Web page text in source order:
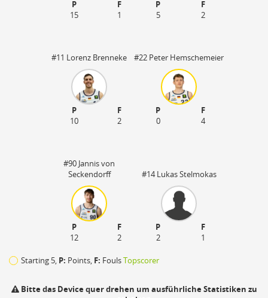
P
F
15
1
P
F
5
2
#11 Lorenz Brenneke
P
F
10
2
#22 Peter Hemschemeier
P
F
0
4
#90 Jannis von
Seckendorff
P
F
12
2
#14 Lukas Stelmokas
P
F
2
1
Starting 5, P: Points, F: FoulsTopscorer
Bitte das Device quer drehen um ausführliche Statistiken zu